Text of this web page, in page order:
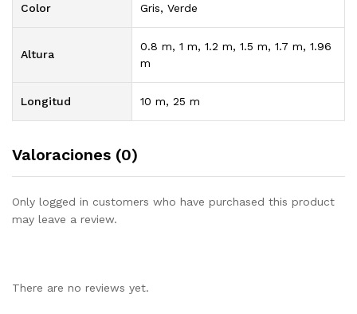
Color Gris, Verde
Altura
0.8 m, 1 m, 1.2 m, 1.5 m, 1.7 m, 1.96
m
Longitud 10 m, 25 m
Valoraciones (0)
Only logged in customers who have purchased this product
may leave a review.
There are no reviews yet.